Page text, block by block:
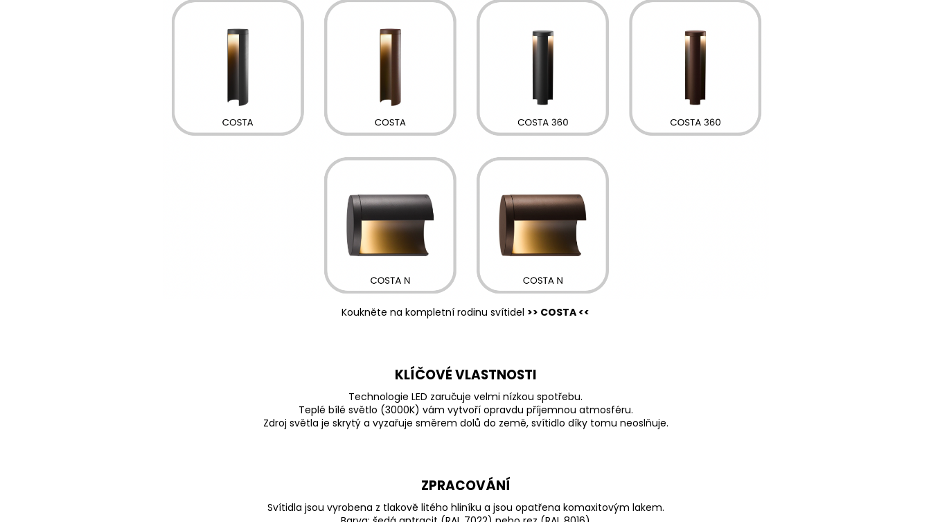
Koukněte na kompletní rodinu svítidel >> COSTA <<
KLÍČOVÉ VLASTNOSTI
Technologie LED zaručuje velmi nízkou spotřebu.
Teplé bílé světlo (3000K) vám vytvoří opravdu příjemnou atmosféru.
Zdroj světla je skrytý a vyzařuje směrem dolů do země, svítidlo díky tomu neoslňuje.
ZPRACOVÁNÍ
Svítidla jsou vyrobena z tlakově litého hliníku a jsou opatřena komaxitovým lakem.